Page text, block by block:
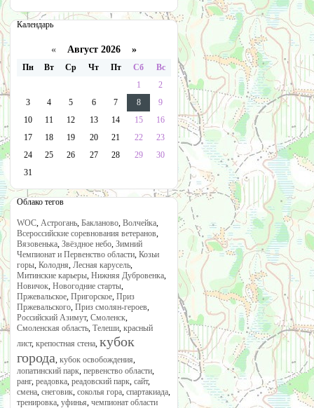
Календарь
« Август 2026 »
Пн Вт Ср Чт Пт Сб
Вс
1
2
3
4 5 6 7 8
9
10
11 12 13 14 15
16
17
18 19 20 21 22
23
24
25 26 27 28 29
30
31
Облако тегов
WOC, Астрогань, Бакланово, Волчейка,
Всероссийские соревнования ветеранов,
Вязовенька, Звёздное небо, Зимний
Чемпионат и Первенство области, Козьи
горы, Колодня, Лесная карусель,
Митинские карьеры, Нижняя Дубровенка,
Новичок, Новогодние старты,
Пржевальское, Пригорское, Приз
Пржевальского, Приз смолян-героев,
Российский Азимут, Смоленск,
Смоленская область, Телеши, красный
лист, крепостная стена, кубок
города, кубок освобождения,
лопатинский парк, первенство области,
ранг, реадовка, реадовский парк, сайт,
смена, снеговик, соколья гора, спартакиада,
тренировка, уфинья, чемпионат области